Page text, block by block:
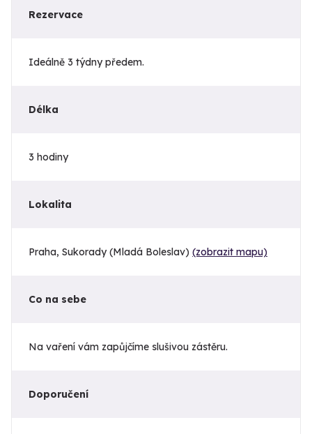
Rezervace
Ideálně 3 týdny předem.
Délka
3 hodiny
Lokalita
Praha, Sukorady (Mladá Boleslav) (zobrazit mapu)
Co na sebe
Na vaření vám zapůjčíme slušivou zástěru.
Doporučení